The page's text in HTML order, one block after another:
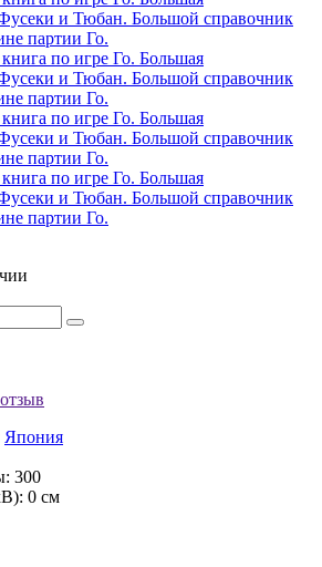
Япония
300
0 см